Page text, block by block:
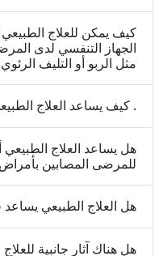
كيف يمكن للعلاج
الجهاز التنفسي لدى
مثل الربو أو التليف
. كيف يساعد العلاج
هل يساعد العلاج الطبيعي
للمرضى المصابين
هل العلاج الطبيعي يساعد
هل هناك آثار جانبية